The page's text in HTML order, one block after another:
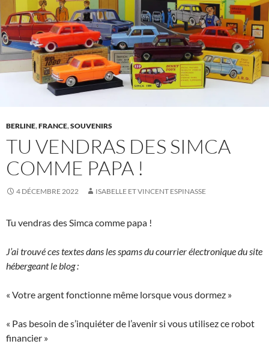
BERLINE,FRANCE,SOUVENIRS
TU VENDRAS DES SIMCA
COMME PAPA !
4 DÉCEMBRE 2022 ISABELLE ET VINCENT ESPINASSE
Tu vendras des Simca comme papa !
J’ai trouvé ces textes dans les spams du courrier électronique du site
hébergeant le blog :
« Votre argent fonctionne même lorsque vous dormez »
« Pas besoin de s’inquiéter de l’avenir si vous utilisez ce robot
financier »